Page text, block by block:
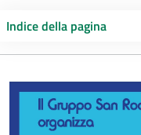
Indice della pagina